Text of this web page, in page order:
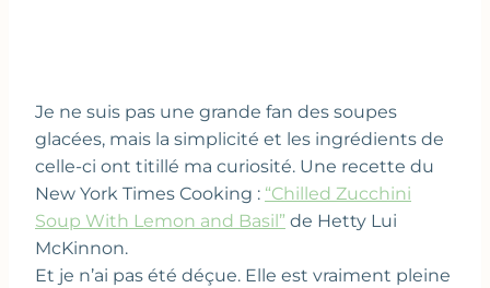
Je ne suis pas une grande fan des soupes
glacées, mais la simplicité et les ingrédients de
celle-ci ont titillé ma curiosité. Une recette du
New York Times Cooking : “Chilled Zucchini
Soup With Lemon and Basil” de Hetty Lui
McKinnon.
Et je n’ai pas été déçue. Elle est vraiment pleine